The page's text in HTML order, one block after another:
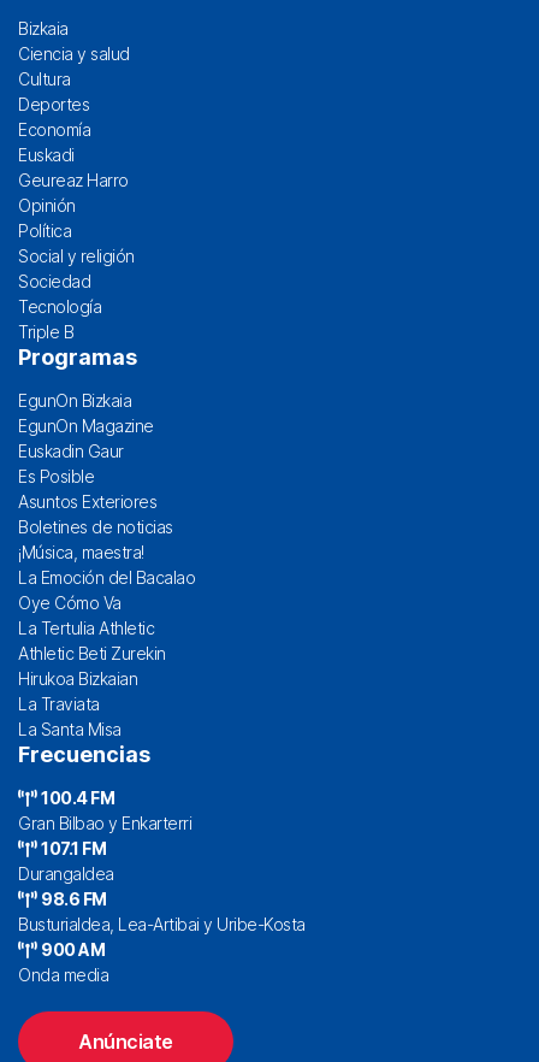
Bizkaia
Ciencia y salud
Cultura
Deportes
Economía
Euskadi
Geureaz Harro
Opinión
Política
Social y religión
Sociedad
Tecnología
Triple B
Programas
EgunOn Bizkaia
EgunOn Magazine
Euskadin Gaur
Es Posible
Asuntos Exteriores
Boletines de noticias
¡Música, maestra!
La Emoción del Bacalao
Oye Cómo Va
La Tertulia Athletic
Athletic Beti Zurekin
Hirukoa Bizkaian
La Traviata
La Santa Misa
Frecuencias
100.4 FM
Gran Bilbao y Enkarterri
107.1 FM
Durangaldea
98.6 FM
Busturialdea, Lea-Artibai y Uribe-Kosta
900 AM
Onda media
Anúnciate